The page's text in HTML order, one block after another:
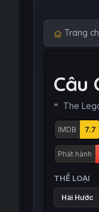
Trang
Câu
The
IMDB 7.7
Phát hành
THỂ LOẠI
Hài Hước